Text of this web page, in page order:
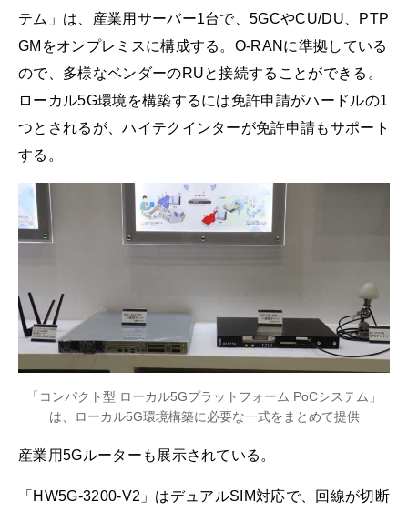
テム」は、産業用サーバー1台で、5GCやCU/DU、PTP
GMをオンプレミスに構成する。O-RANに準拠している
ので、多様なベンダーのRUと接続することができる。
ローカル5G環境を構築するには免許申請がハードルの1
つとされるが、ハイテクインターが免許申請もサポート
する。
「コンパクト型 ローカル5Gプラットフォーム PoCシステム」
は、ローカル5G環境構築に必要な一式をまとめて提供
産業用5Gルーターも展示されている。
「HW5G-3200-V2」はデュアルSIM対応で、回線が切断